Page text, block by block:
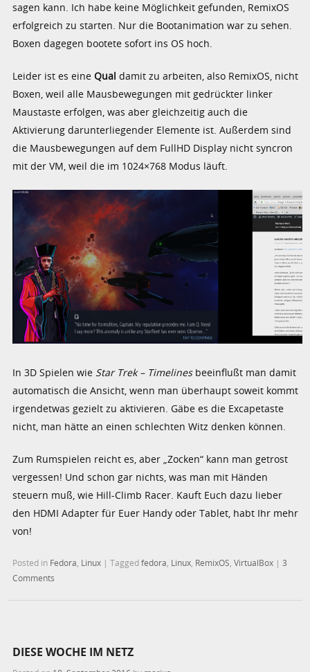
sagen kann. Ich habe keine Möglichkeit gefunden, RemixOS
erfolgreich zu starten. Nur die Bootanimation war zu sehen.
Boxen dagegen bootete sofort ins OS hoch.
Leider ist es eineQual damit zu arbeiten, also RemixOS, nicht
Boxen, weil alle Mausbewegungen mit gedrückter linker
Maustaste erfolgen, was aber gleichzeitig auch die
Aktivierung darunterliegender Elemente ist. Außerdem sind
die Mausbewegungen auf dem FullHD Display nicht syncron
mit der VM, weil die im 1024×768 Modus läuft.
In 3D Spielen wie Star Trek – Timelinesbeeinflußt man damit
automatisch die Ansicht, wenn man überhaupt soweit kommt
irgendetwas gezielt zu aktivieren. Gäbe es die Excapetaste
nicht, man hätte an einen schlechten Witz denken können.
Zum Rumspielen reicht es, aber „Zocken“ kann man getrost
vergessen! Und schon gar nichts, was man mit Händen
steuern muß, wie Hill-Climb Racer. Kauft Euch dazu lieber
den HDMI Adapter für Euer Handy oder Tablet, habt Ihr mehr
von!
Posted in Fedora Linux |Taggedfedora Linux RemixOS ,VirtualBox |3
Comments
DIESE WOCHE IM NETZ